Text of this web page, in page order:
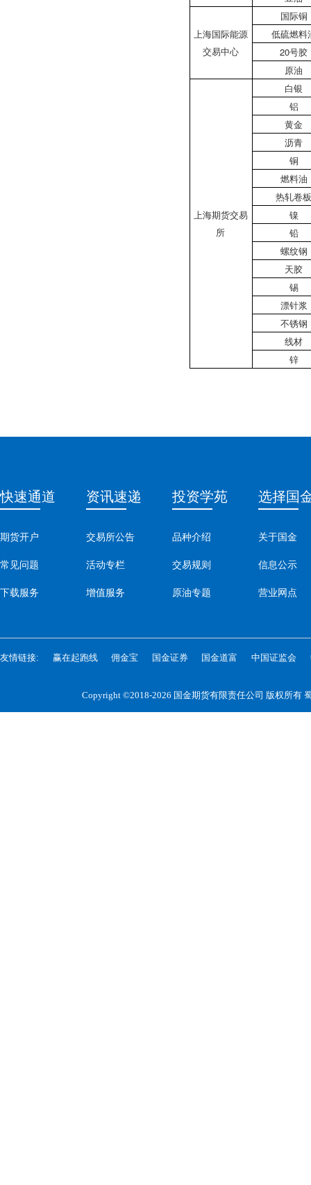
上海国际能源
交易中心
国际铜
低硫燃料
20号胶
原油
上海期货交易
所
白银
铝
黄金
沥青
铜
燃料油
热轧卷
镍
铅
螺纹钢
天胶
锡
漂针浆
不锈钢
线材
锌
快速通道
期货开户
常见问题
下载服务
资讯速递
交易所公告
活动专栏
增值服务
投资学苑
品种介绍
交易规则
原油专题
选择国
关于国金
信息公示
营业网点
友情链接: 赢在起跑线 佣金宝 国金证券 国金道富 中国证监会
Copyright ©2018-2026 国金期货有限责任公司 版权所有